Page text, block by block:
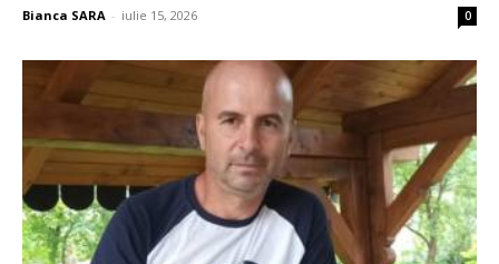
Bianca SARA - iulie 15, 2026 0